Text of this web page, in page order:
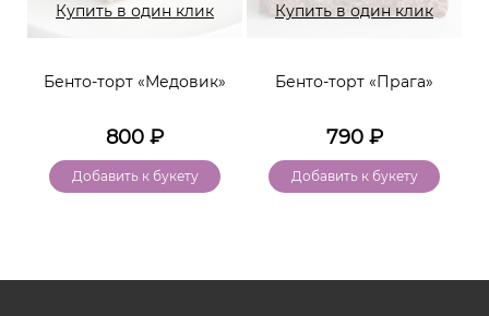
Купить в один клик
Бенто-торт «Медовик»
800 ₽
Добавить к букету
Купить в один клик
Бенто-торт «Прага»
790₽
Добавить к букету